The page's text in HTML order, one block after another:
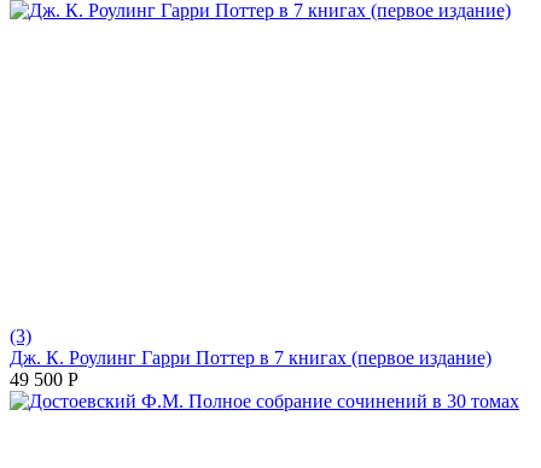
(3)
Дж. К. Роулинг Гарри Поттер в 7 книгах (первое издание)
49 500 Р